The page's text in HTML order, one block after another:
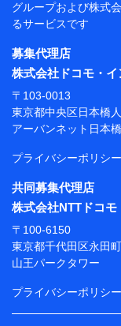
当社
株式会社NTT
【利用目的】
当社または株
プが提供する
付および管理
当社または株
携会社の保険
維持管理等の
関連する当社
ルグループお
ため
（各サービス
トの閲覧履歴
ータを分析し
サービス・商
ことがあります
各種セミナー
グループおよび株式
るサービスです
募集代理店
株式会社ドコモ・
〒103-0013
東京都中央区日本橋
アーバンネット日本
プライバシーポリシー
共同募集代理店
株式会社NTTドコ
〒100-6150
東京都千代田区永田
山王パークタワー
プライバシーポリシー